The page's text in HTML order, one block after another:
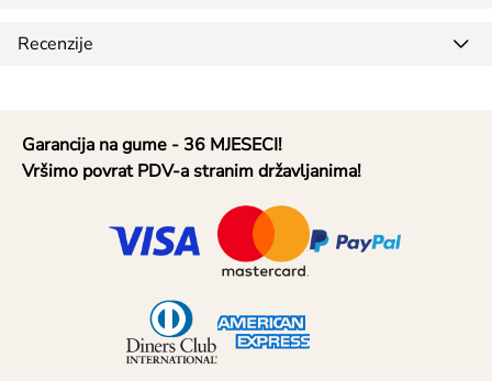
Recenzije
Garancija na gume - 36 MJESECI!
Vršimo povrat PDV-a stranim državljanima!